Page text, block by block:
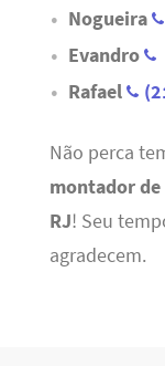
Nogueira
Evandro
Rafael
Não perca
montador de
RJ! Seu
agradecem.